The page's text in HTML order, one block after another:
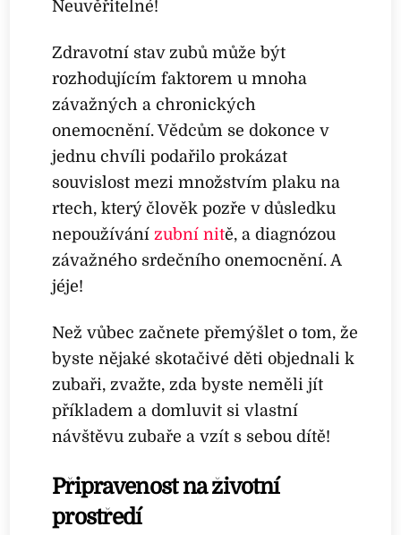
Neuvěřitelné!
Zdravotní stav zubů může být
rozhodujícím faktorem u mnoha
závažných a chronických
onemocnění. Vědcům se dokonce v
jednu chvíli podařilo prokázat
souvislost mezi množstvím plaku na
rtech, který člověk pozře v důsledku
nepoužívání zubní nitě, a diagnózou
závažného srdečního onemocnění. A
jéje!
Než vůbec začnete přemýšlet o tom, že
byste nějaké skotačivé děti objednali k
zubaři, zvažte, zda byste neměli jít
příkladem a domluvit si vlastní
návštěvu zubaře a vzít s sebou dítě!
Připravenost na životní
prostředí